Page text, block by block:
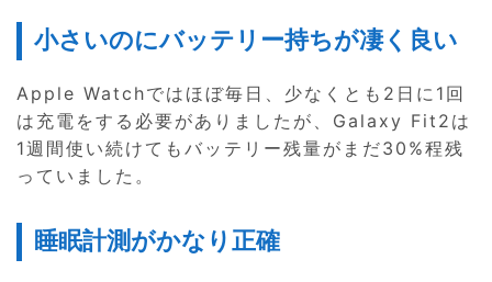
小さいのにバッテリー持ちが凄く良い
Apple Watchではほぼ毎日、少なくとも2日に1回
は充電をする必要がありましたが、Galaxy Fit2は
1週間使い続けてもバッテリー残量がまだ30%程残
っていました。
睡眠計測がかなり正確